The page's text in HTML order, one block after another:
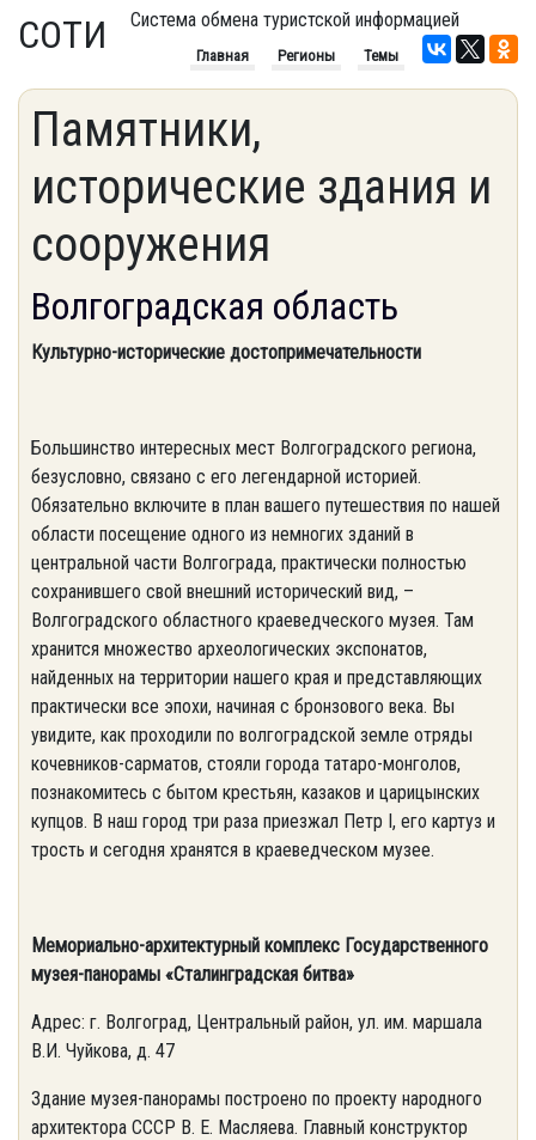
СОТИ Система обмена туристской информацией
Главная Регионы Темы
Памятники,
исторические здания и
сооружения
Волгоградская область
Культурно-исторические достопримечательности
Большинство интересных мест Волгоградского региона,
безусловно, связано с его легендарной историей.
Обязательно включите в план вашего путешествия по нашей
области посещение одного из немногих зданий в
центральной части Волгограда, практически полностью
сохранившего свой внешний исторический вид, –
Волгоградского областного краеведческого музея. Там
хранится множество археологических экспонатов,
найденных на территории нашего края и представляющих
практически все эпохи, начиная с бронзового века. Вы
увидите, как проходили по волгоградской земле отряды
кочевников-сарматов, стояли города татаро-монголов,
познакомитесь с бытом крестьян, казаков и царицынских
купцов. В наш город три раза приезжал Петр I, его картуз и
трость и сегодня хранятся в краеведческом музее.
Мемориально-архитектурный комплекс Государственного
музея-панорамы «Сталинградская битва»
Адрес: г. Волгоград, Центральный район, ул. им. маршала
В.И. Чуйкова, д. 47
Здание музея-панорамы построено по проекту народного
архитектора СССР В. Е. Масляева. Главный конструктор